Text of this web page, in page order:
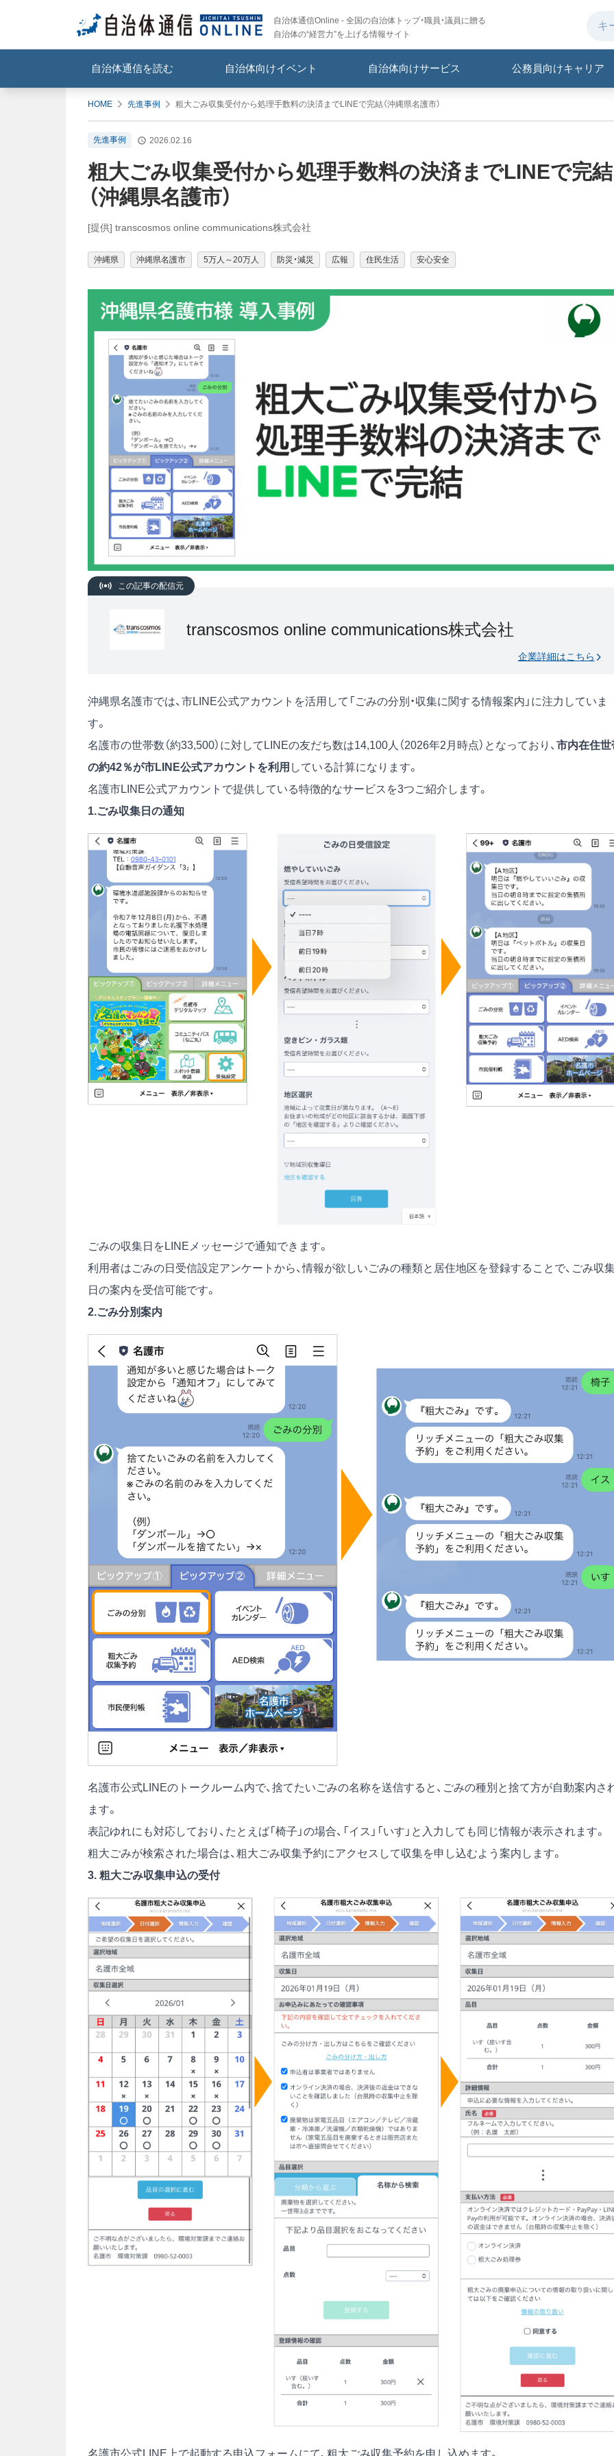
自治体通信Online - 全国の自治体トップ・職員・議員に贈る
自治体の“経営力”を上げる情報サイト
自治体通信を読む 自治体向けイベント 自治体向けサービス 公務員向けキャリア
HOME 先進事例 粗大ごみ収集受付から処理手数料の決済までLINEで完結（沖縄県名護市）
先進事例 2026.02.16
粗大ごみ収集受付から処理手数料の決済までLINEで完結
（沖縄県名護市）
[提供] transcosmos online communications株式会社
沖縄県 沖縄県名護市 5万人～20万人 防災・減災 広報 住民生活 安心安全
この記事の配信元
transcosmos online communications株式会社
企業詳細はこちら
沖縄県名護市では、市LINE公式アカウントを活用して「ごみの分別・収集に関する情報案内」に注力していま
す。
名護市の世帯数（約33,500）に対してLINEの友だち数は14,100人（2026年2月時点）となっており、 市内在住世
の約42％が市LINE公式アカウントを利用 している計算になります。
名護市LINE公式アカウントで提供している特徴的なサービスを3つご紹介します。
1.ごみ収集日の通知
ごみの収集日をLINEメッセージで通知できます。
利用者はごみの日受信設定アンケートから、情報が欲しいごみの種類と居住地区を登録することで、ごみ収
日の案内を受信可能です。
2.ごみ分別案内
名護市公式LINEのトークルーム内で、捨てたいごみの名称を送信すると、ごみの種別と捨て方が自動案内さ
ます。
表記ゆれにも対応しており、たとえば「椅子」の場合、「イス」「いす」と入力しても同じ情報が表示されます。
粗大ごみが検索された場合は、粗大ごみ収集予約にアクセスして収集を申し込むよう案内します。
3. 粗大ごみ収集申込の受付